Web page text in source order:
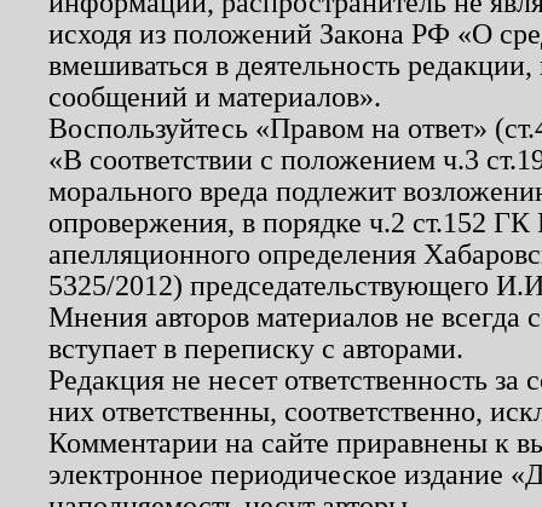
исходя из положений Закона РФ «О
вмешиваться в деятельность
сообщений и материалов».
Воспользуйтесь «Правом на ответ»
«В соответствии с положением ч.3
морального вреда подлежит
опровержения, в порядке ч.2 ст.152
апелляционного определения
5325/2012) председательствующего
Мнения авторов материалов не
вступает в переписку с авторами.
Редакция не несет ответственность
них ответственны, соответственно,
Комментарии на сайте приравнены к
электронное периодическое издание